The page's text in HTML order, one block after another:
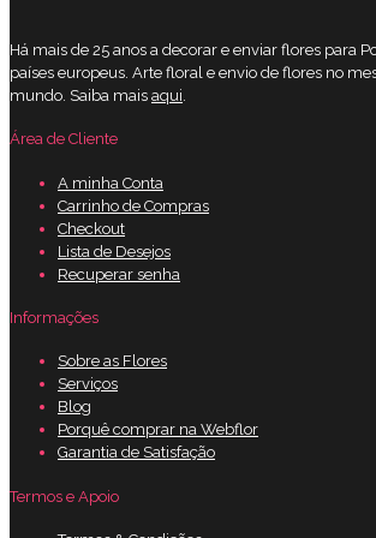
Há mais de 25 anos a decorar e enviar flores para
países europeus. Arte floral e envio de flores no
mundo. Saiba mais aqui.
Área de Cliente
A minha Conta
Carrinho de Compras
Checkout
Lista de Desejos
Recuperar senha
Informações
Sobre as Flores
Serviços
Blog
Porquê comprar na Webflor
Garantia de Satisfação
Termos e Apoio